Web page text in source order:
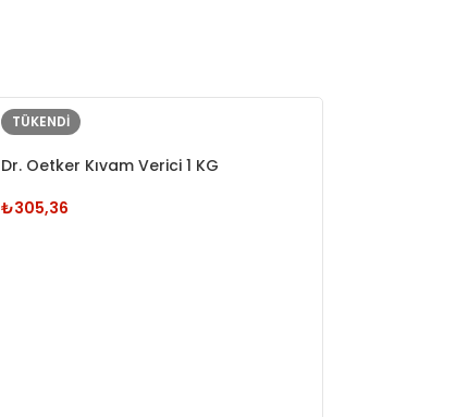
TÜKENDI
Dr. Oetker Kıvam Verici 1 KG
₺305,36